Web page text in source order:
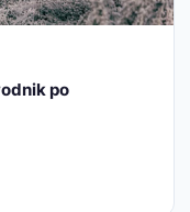
po